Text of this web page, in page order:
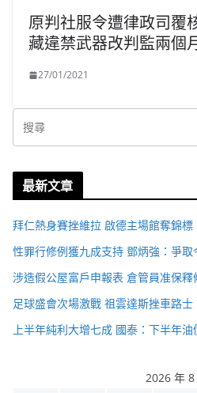
原判社服令遭律政司覆
藏違禁武器改判監兩個
27/01/2021
最新文章
拜仁熱身賽挫維拉 啟德主場館奪錦標
性罪行修例獲九成支持 鄧炳強：爭
涉造假公屋富戶申報表 倉管員准保釋
足球盛會次場激戰 祖雲達斯挫車路士
上半年純利大增七成 國泰：下半年
2026 年 8